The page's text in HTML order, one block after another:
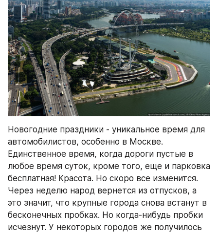
Новогодние праздники - уникальное время для
автомобилистов, особенно в Москве.
Единственное время, когда дороги пустые в
любое время суток, кроме того, еще и парковка
бесплатная! Красота. Но скоро все изменится.
Через неделю народ вернется из отпусков, а
это значит, что крупные города снова встанут в
бесконечных пробках. Но когда-нибудь пробки
исчезнут. У некоторых городов же получилось